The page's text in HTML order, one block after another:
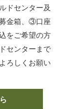
ドセンター及
金箱、③口座
をご希望の方
センターまで
ろしくお願い